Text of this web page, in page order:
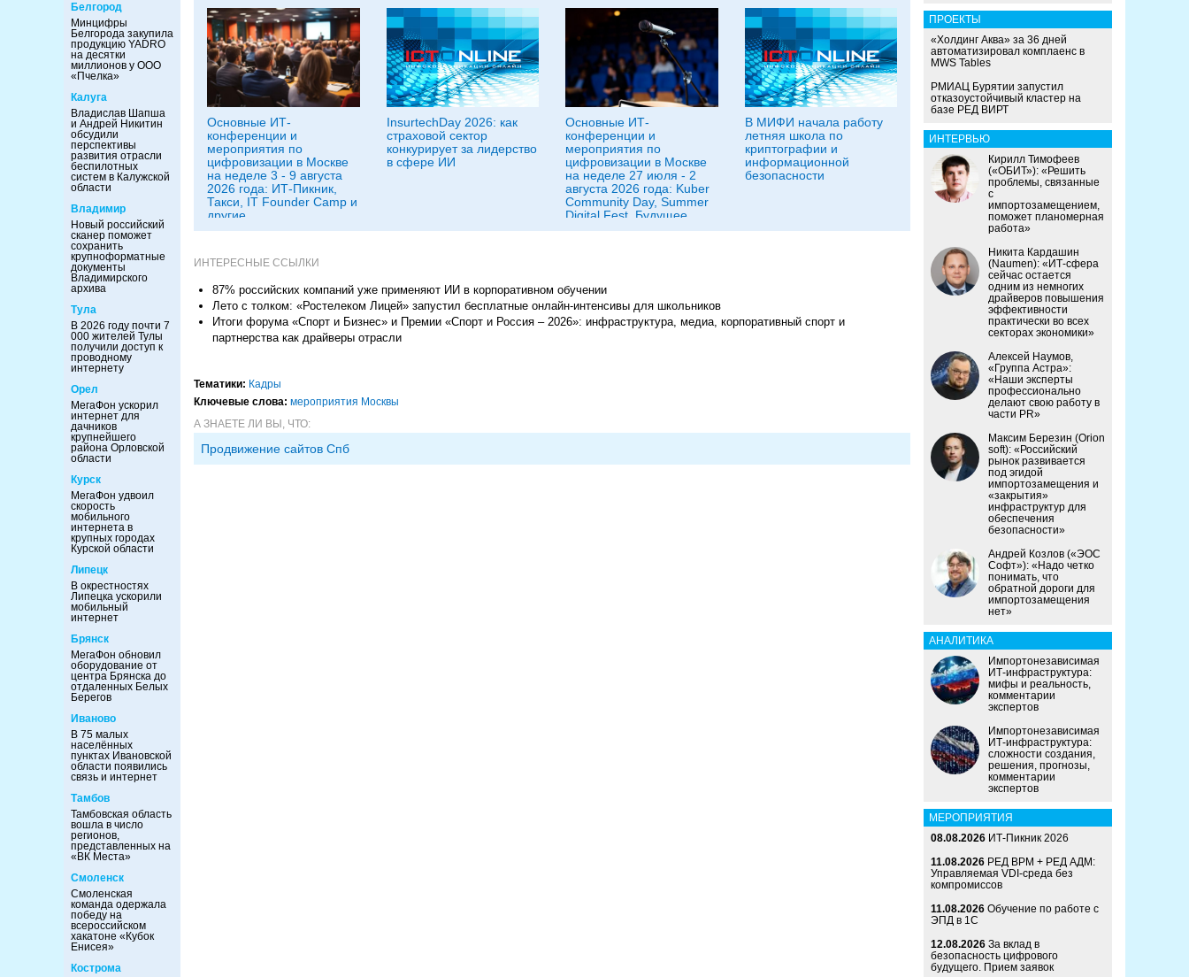
Белгород
Минцифры
Белгорода закупила
продукцию YADRO
на десятки
миллионов у ООО
«Пчелка»
Калуга
Владислав Шапша
и Андрей Никитин
обсудили
перспективы
развития отрасли
беспилотных
систем в Калужской
области
Владимир
Новый российский
сканер поможет
сохранить
крупноформатные
документы
Владимирского
архива
Тула
В 2026 году почти 7
000 жителей Тулы
получили доступ к
проводному
интернету
Орел
МегаФон ускорил
интернет для
дачников
крупнейшего
района Орловской
области
Курск
МегаФон удвоил
скорость
мобильного
интернета в
крупных городах
Курской области
Липецк
В окрестностях
Липецка ускорили
мобильный
интернет
Брянск
МегаФон обновил
оборудование от
центра Брянска до
отдаленных Белых
Берегов
Иваново
В 75 малых
населённых
пунктах Ивановской
области появились
связь и интернет
Тамбов
Тамбовская область
вошла в число
регионов,
представленных на
«ВК Места»
Смоленск
Смоленская
команда одержала
победу на
всероссийском
хакатоне «Кубок
Енисея»
Кострома
Основные ИТ-
конференции и
мероприятия по
цифровизации в Москве
на неделе 3 - 9 августа
2026 года: ИТ-Пикник,
Такси, IT Founder Camp и
другие
InsurtechDay 2026: как
страховой сектор
конкурирует за лидерство
в сфере ИИ
Основные ИТ-
конференции и
мероприятия по
цифровизации в Москве
на неделе 27 июля - 2
августа 2026 года: Kuber
Community Day, Summer
Digital Fest, Будущее
исследований в
В МИФИ начала работу
летняя школа по
криптографии и
информационной
безопасности
ИНТЕРЕСНЫЕ ССЫЛКИ
87% российских компаний уже применяют ИИ в корпоративном обучении
Лето с толком: «Ростелеком Лицей» запустил бесплатные онлайн-интенсивы для школьников
Итоги форума «Спорт и Бизнес» и Премии «Спорт и Россия – 2026»: инфраструктура, медиа, корпоративный спорт и
партнерства как драйверы отрасли
Тематики: Кадры
Ключевые слова: мероприятия Москвы
А ЗНАЕТЕ ЛИ ВЫ, ЧТО:
Продвижение сайтов Спб
ПРОЕКТЫ
«Холдинг Аква» за 36 дней
автоматизировал комплаенс в
MWS Tables
РМИАЦ Бурятии запустил
отказоустойчивый кластер на
базе РЕД ВИРТ
ИНТЕРВЬЮ
Кирилл Тимофеев
(«ОБИТ»): «Решить
проблемы, связанные
с
импортозамещением,
поможет планомерная
работа»
Никита Кардашин
(Naumen): «ИТ-сфера
сейчас остается
одним из немногих
драйверов повышения
эффективности
практически во всех
секторах экономики»
Алексей Наумов,
«Группа Астра»:
«Наши эксперты
профессионально
делают свою работу в
части PR»
Максим Березин (Orion
soft): «Российский
рынок развивается
под эгидой
импортозамещения и
«закрытия»
инфраструктур для
обеспечения
безопасности»
Андрей Козлов («ЭОС
Софт»): «Надо четко
понимать, что
обратной дороги для
импортозамещения
нет»
АНАЛИТИКА
Импортонезависимая
ИТ-инфраструктура:
мифы и реальность,
комментарии
экспертов
Импортонезависимая
ИТ-инфраструктура:
сложности создания,
решения, прогнозы,
комментарии
экспертов
МЕРОПРИЯТИЯ
08.08.2026 ИТ-Пикник 2026
11.08.2026 РЕД ВРМ + РЕД АДМ:
Управляемая VDI-среда без
компромиссов
11.08.2026 Обучение по работе с
ЭПД в 1С
12.08.2026 За вклад в
безопасность цифрового
будущего. Прием заявок